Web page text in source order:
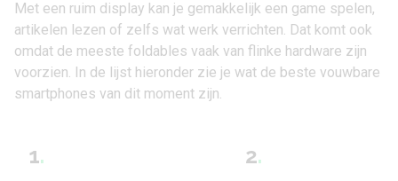
Met een ruim display kan je gemakkelijk een game spelen,
artikelen lezen of zelfs wat werk verrichten. Dat komt ook
omdat de meeste foldables vaak van flinke hardware zijn
voorzien. In de lijst hieronder zie je wat de beste vouwbare
smartphones van dit moment zijn.
1. 2.